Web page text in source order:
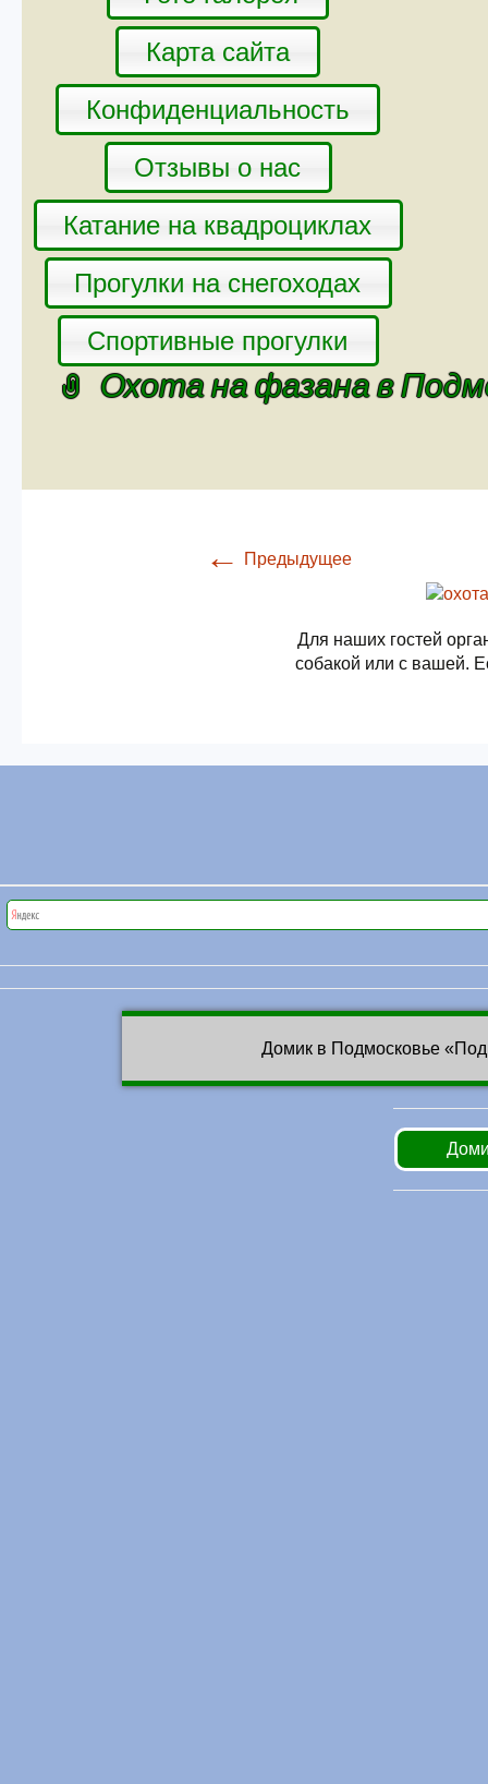
Карта сайта
Конфиденциальность
Отзывы о нас
Катание на квадроциклах
Прогулки на снегоходах
Спортивные прогулки
Охота на фазана в
← Предыдущее
Для наших гостей
собакой или с вашей.
Домик в Подмосковье